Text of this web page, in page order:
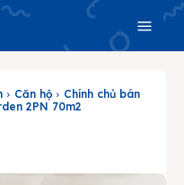
Căn hộ
Chính chủ bán
2PN 70m2